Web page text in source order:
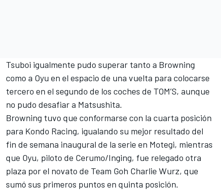
Tsuboi igualmente pudo superar tanto a Browning
como a Oyu en el espacio de una vuelta para colocarse
tercero en el segundo de los coches de TOM’S, aunque
no pudo desafiar a Matsushita.
Browning tuvo que conformarse con la cuarta posición
para Kondo Racing, igualando su mejor resultado del
fin de semana inaugural de la serie en Motegi, mientras
que Oyu, piloto de Cerumo/Inging, fue relegado otra
plaza por el novato de Team Goh Charlie Wurz, que
sumó sus primeros puntos en quinta posición.